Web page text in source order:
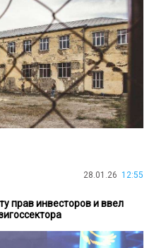
28.01.26 12:55
прав инвесторов и ввел